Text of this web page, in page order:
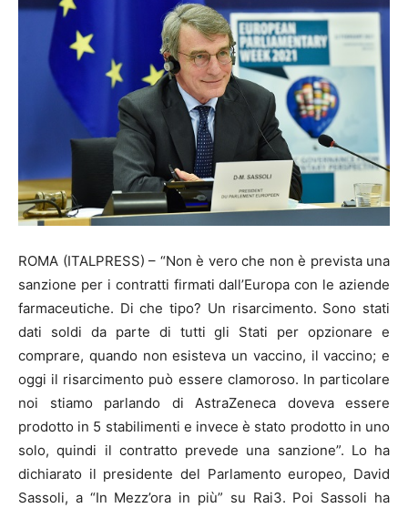
ROMA (ITALPRESS) – “Non è vero che non è prevista una
sanzione per i contratti firmati dall’Europa con le aziende
farmaceutiche. Di che tipo? Un risarcimento. Sono stati
dati soldi da parte di tutti gli Stati per opzionare e
comprare, quando non esisteva un vaccino, il vaccino; e
oggi il risarcimento può essere clamoroso. In particolare
noi stiamo parlando di AstraZeneca doveva essere
prodotto in 5 stabilimenti e invece è stato prodotto in uno
solo, quindi il contratto prevede una sanzione”. Lo ha
dichiarato il presidente del Parlamento europeo, David
Sassoli, a “In Mezz’ora in più” su Rai3. Poi Sassoli ha